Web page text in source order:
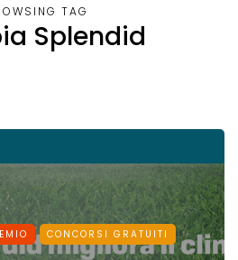
TAG
Splendid
CONCORSI GRATUITI